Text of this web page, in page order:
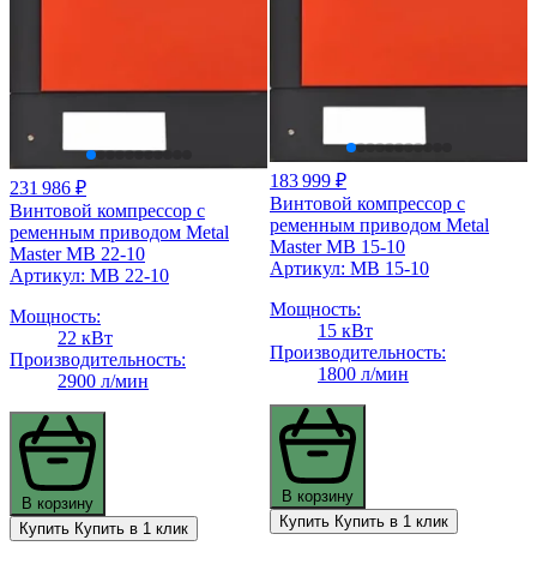
231 986 ₽
Винтовой компрессор с
ременным приводом Metal
Master MB 22-10
Артикул: MB 22-10
Мощность:
22 кВт
Производительность:
2900 л/мин
В корзину
Купить Купить в 1 клик
183 999 ₽
Винтовой компрессор с
ременным приводом Metal
Master MB 15-10
Артикул: MB 15-10
Мощность:
15 кВт
Производительность:
1800 л/мин
В корзину
Купить Купить в 1 клик